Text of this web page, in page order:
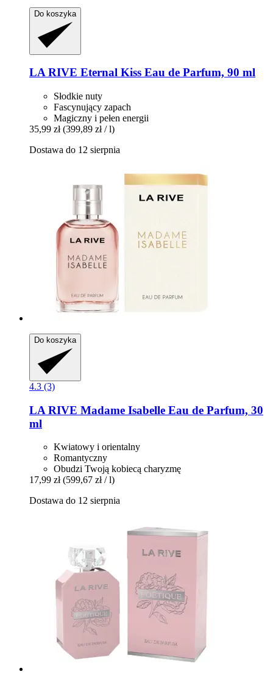
Do koszyka
LA RIVE Eternal Kiss Eau de Parfum, 90 ml
Słodkie nuty
Fascynujący zapach
Magiczny i pełen energii
35,99 zł (399,89 zł / l)
Dostawa do 12 sierpnia
Do koszyka
4.3 (3)
LA RIVE Madame Isabelle Eau de Parfum, 30
ml
Kwiatowy i orientalny
Romantyczny
Obudzi Twoją kobiecą charyzmę
17,99 zł (599,67 zł / l)
Dostawa do 12 sierpnia